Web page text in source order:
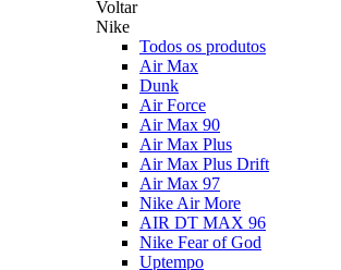
Voltar
Nike
Todos os produtos
Air Max
Dunk
Air Force
Air Max 90
Air Max Plus
Air Max Plus Drift
Air Max 97
Nike Air More
AIR DT MAX 96
Nike Fear of God
Uptempo